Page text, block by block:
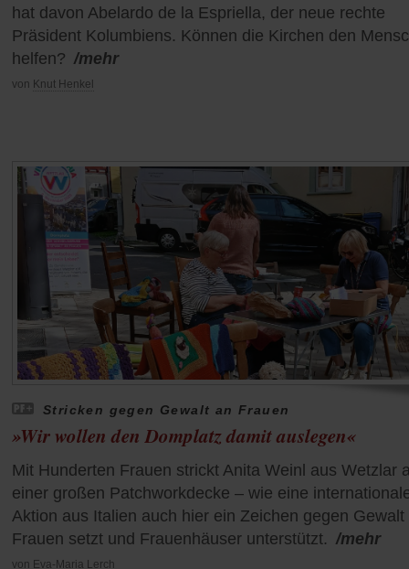
hat davon Abelardo de la Espriella, der neue rechte
Präsident Kolumbiens. Können die Kirchen den
helfen? /mehr
von Knut Henkel
Stricken gegen Gewalt an Frauen
»Wir wollen den Domplatz damit auslegen«
Mit Hunderten Frauen strickt Anita Weinl aus Wetzlar
einer großen Patchworkdecke – wie eine
Aktion aus Italien auch hier ein Zeichen gegen Gewalt
Frauen setzt und Frauenhäuser unterstützt. /mehr
von Eva-Maria Lerch